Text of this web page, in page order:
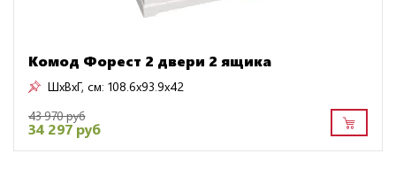
Комод Форест 2 двери 2 ящика
ШxВxГ, см: 108.6x93.9x42
43 970 руб
34 297 руб